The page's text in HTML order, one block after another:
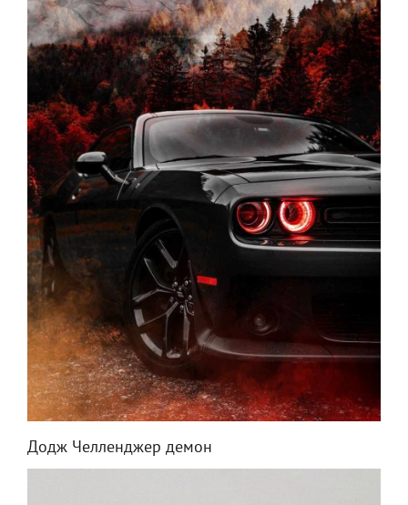
Додж Челленджер демон